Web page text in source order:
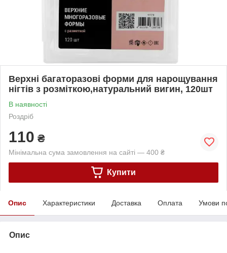
Верхні багаторазові форми для нарощування
нігтів з розміткою,натуральний вигин, 120шт
В наявності
Роздріб
110 ₴
Мінімальна сума замовлення на сайті — 400 ₴
Купити
Опис Характеристики Доставка Оплата Умови
Опис